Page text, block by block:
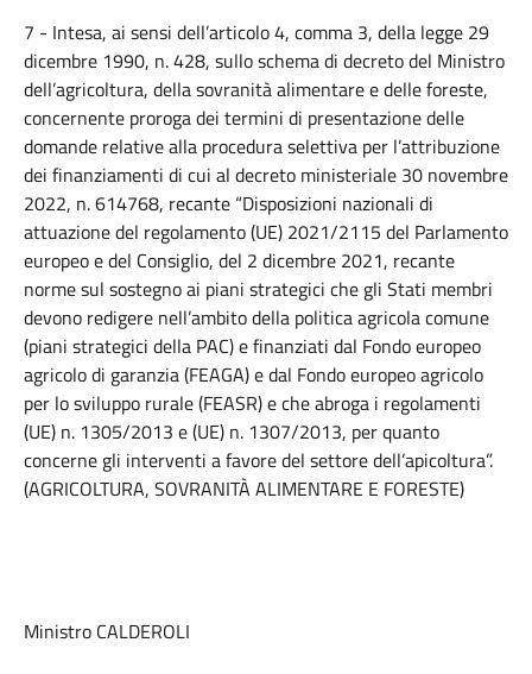
7 - Intesa, ai sensi dell’articolo 4, comma 3, della legge 29
dicembre 1990, n. 428, sullo schema di decreto del Ministro
dell’agricoltura, della sovranità alimentare e delle foreste,
concernente proroga dei termini di presentazione delle
domande relative alla procedura selettiva per l’attribuzione
dei finanziamenti di cui al decreto ministeriale 30 novembre
2022, n. 614768, recante “Disposizioni nazionali di
attuazione del regolamento (UE) 2021/2115 del Parlamento
europeo e del Consiglio, del 2 dicembre 2021, recante
norme sul sostegno ai piani strategici che gli Stati membri
devono redigere nell’ambito della politica agricola comune
(piani strategici della PAC) e finanziati dal Fondo europeo
agricolo di garanzia (FEAGA) e dal Fondo europeo agricolo
per lo sviluppo rurale (FEASR) e che abroga i regolamenti
(UE) n. 1305/2013 e (UE) n. 1307/2013, per quanto
concerne gli interventi a favore del settore dell’apicoltura”.
(AGRICOLTURA, SOVRANITÀ ALIMENTARE E FORESTE)
Ministro CALDEROLI